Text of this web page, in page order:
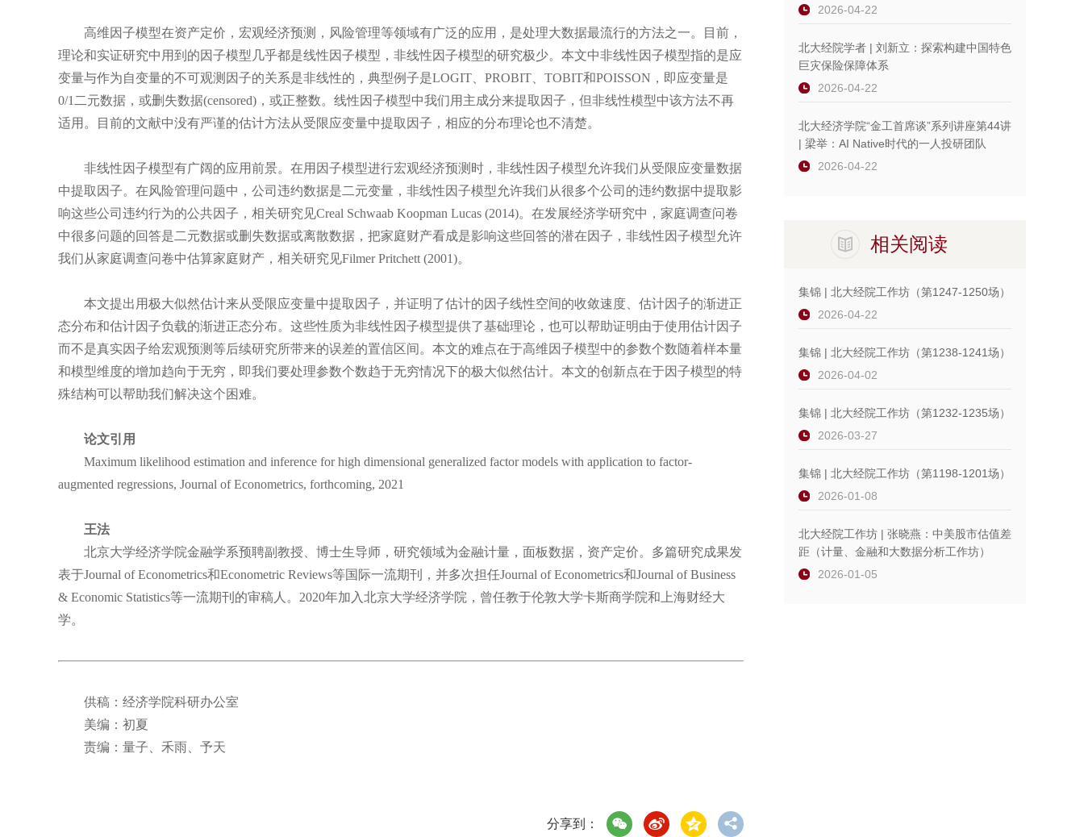
2026-04-22
北大经院学者 | 刘新立：探索构建中国特色
巨灾保险保障体系
2026-04-22
北大经济学院“金工首席谈”系列讲座第44讲
| 梁举：AI Native时代的一人投研团队
2026-04-22
相关阅读
集锦 | 北大经院工作坊（第1247-1250场）
2026-04-22
集锦 | 北大经院工作坊（第1238-1241场）
2026-04-02
集锦 | 北大经院工作坊（第1232-1235场）
2026-03-27
集锦 | 北大经院工作坊（第1198-1201场）
2026-01-08
北大经院工作坊 | 张晓燕：中美股市估值差
距（计量、金融和大数据分析工作坊）
2026-01-05
高维因子模型在资产定价，宏观经济预测，风险管理等领域有广泛的应用，是处理大数据最流行的方法之一。目前，
理论和实证研究中用到的因子模型几乎都是线性因子模型，非线性因子模型的研究极少。本文中非线性因子模型指的是应
变量与作为自变量的不可观测因子的关系是非线性的，典型例子是LOGIT、PROBIT、TOBIT和POISSON，即应变量是
0/1二元数据，或删失数据(censored)，或正整数。线性因子模型中我们用主成分来提取因子，但非线性模型中该方法不再
适用。目前的文献中没有严谨的估计方法从受限应变量中提取因子，相应的分布理论也不清楚。
非线性因子模型有广阔的应用前景。在用因子模型进行宏观经济预测时，非线性因子模型允许我们从受限应变量数据
中提取因子。在风险管理问题中，公司违约数据是二元变量，非线性因子模型允许我们从很多个公司的违约数据中提取影
响这些公司违约行为的公共因子，相关研究见Creal Schwaab Koopman Lucas (2014)。在发展经济学研究中，家庭调查问卷
中很多问题的回答是二元数据或删失数据或离散数据，把家庭财产看成是影响这些回答的潜在因子，非线性因子模型允许
我们从家庭调查问卷中估算家庭财产，相关研究见Filmer Pritchett (2001)。
本文提出用极大似然估计来从受限应变量中提取因子，并证明了估计的因子线性空间的收敛速度、估计因子的渐进正
态分布和估计因子负载的渐进正态分布。这些性质为非线性因子模型提供了基础理论，也可以帮助证明由于使用估计因子
而不是真实因子给宏观预测等后续研究所带来的误差的置信区间。本文的难点在于高维因子模型中的参数个数随着样本量
和模型维度的增加趋向于无穷，即我们要处理参数个数趋于无穷情况下的极大似然估计。本文的创新点在于因子模型的特
殊结构可以帮助我们解决这个困难。
论文引用
Maximum likelihood estimation and inference for high dimensional generalized factor models with application to factor-
augmented regressions, Journal of Econometrics, forthcoming, 2021
王法
北京大学经济学院金融学系预聘副教授、博士生导师，研究领域为金融计量，面板数据，资产定价。多篇研究成果发
表于Journal of Econometrics和Econometric Reviews等国际一流期刊，并多次担任Journal of Econometrics和Journal of Business
& Economic Statistics等一流期刊的审稿人。2020年加入北京大学经济学院，曾任教于伦敦大学卡斯商学院和上海财经大
学。
供稿：经济学院科研办公室
美编：初夏
责编：量子、禾雨、予天
分享到：